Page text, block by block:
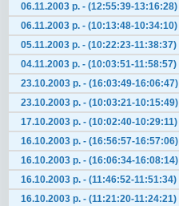
06.11.2003 р. - (12:55:39-13:16:28)
06.11.2003 р. - (10:13:48-10:34:10)
05.11.2003 р. - (10:22:23-11:38:37)
04.11.2003 р. - (10:03:51-11:58:57)
23.10.2003 р. - (16:03:49-16:06:47)
23.10.2003 р. - (10:03:21-10:15:49)
17.10.2003 р. - (10:02:40-10:29:11)
16.10.2003 р. - (16:56:57-16:57:06)
16.10.2003 р. - (16:06:34-16:08:14)
16.10.2003 р. - (11:46:52-11:51:34)
16.10.2003 р. - (11:21:20-11:24:21)